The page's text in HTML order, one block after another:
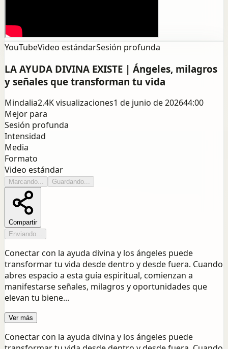
YouTubeVideo estándarSesión profunda
LA AYUDA DIVINA EXISTE | Ángeles, milagros
y señales que transforman tu vida
Mindalia2.4Kvisualizaciones1 de junio de 202644:00
Mejor para
Sesión profunda
Intensidad
Media
Formato
Video estándar
Marcando... Guardando...
Compartir
Enviando...
Conectar con la ayuda divina y los ángeles puede
transformar tu vida desde dentro y desde fuera. Cuando
abres espacio a esta guía espiritual, comienzan a
manifestarse señales, milagros y oportunidades que
elevan tu biene...
Ver más
Conectar con la ayuda divina y los ángeles puede